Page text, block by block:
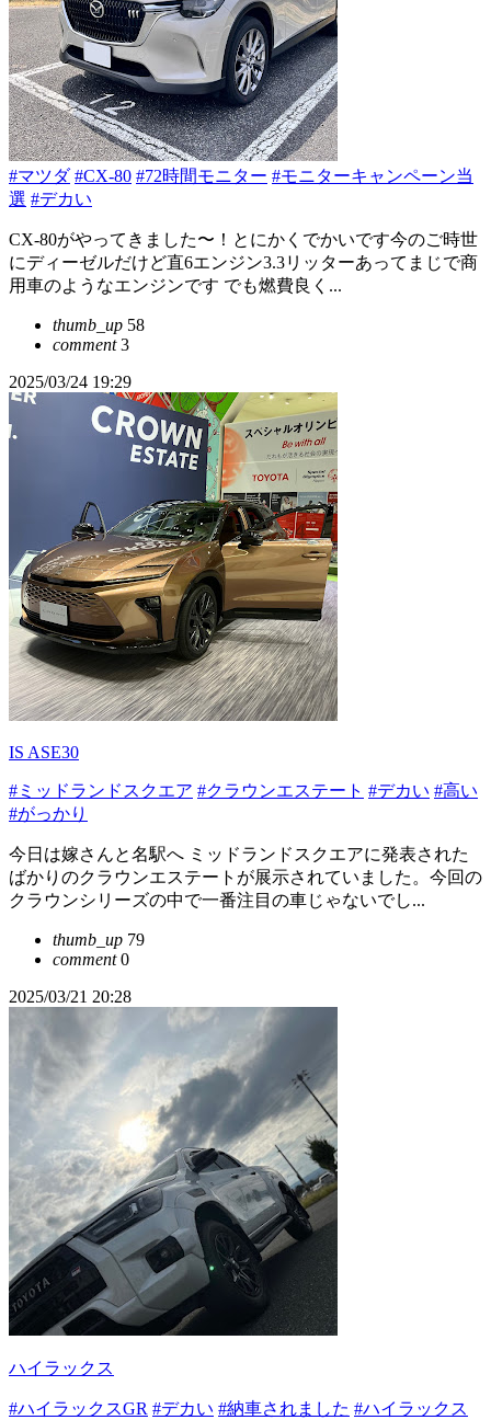
#マツダ #CX-80 #72時間モニター #モニターキャンペーン当
選 #デカい
CX-80がやってきました〜！とにかくでかいです今のご時世
にディーゼルだけど直6エンジン3.3リッターあってまじで商
用車のようなエンジンです でも燃費良く...
thumb_up 58
comment3
2025/03/24 19:29
IS ASE30
#ミッドランドスクエア #クラウンエステート #デカい #高い
#がっかり
今日は嫁さんと名駅へ ミッドランドスクエアに発表された
ばかりのクラウンエステートが展示されていました。今回の
クラウンシリーズの中で一番注目の車じゃないでし...
thumb_up 79
comment0
2025/03/21 20:28
ハイラックス
#ハイラックスGR #デカい #納車されました #ハイラックス